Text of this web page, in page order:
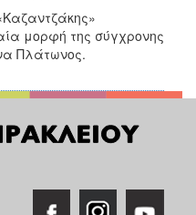
μορφή της σύγχρονης
Πλάτωνος.